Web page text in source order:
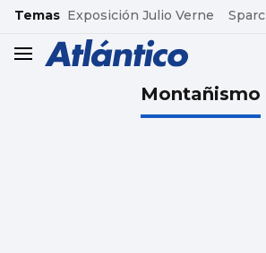
common.go-to-content
Temas Exposición Julio Verne Sparc
header.menu.open
Montañismo